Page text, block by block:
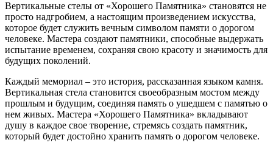
Вертикальные стелы от «Хорошего Памятника» становятся не
просто надгробием, а настоящим произведением искусства,
которое будет служить вечным символом памяти о дорогом
человеке. Мастера создают памятники, способные выдержать
испытание временем, сохраняя свою красоту и значимость для
будущих поколений.
Каждый мемориал – это история, рассказанная языком камня.
Вертикальная стела становится своеобразным мостом между
прошлым и будущим, соединяя память о ушедшем с памятью о
нем живых. Мастера «Хорошего Памятника» вкладывают
душу в каждое свое творение, стремясь создать памятник,
который будет достойно хранить память о дорогом человеке.